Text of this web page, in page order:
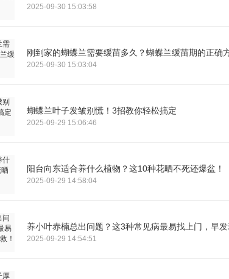
2025-09-30 15:03:58
刚到家的蝴蝶兰需要缓苗多久？蝴蝶兰缓苗期的正确
2025-09-30 15:03:04
蝴蝶兰叶子发皱别慌！3招教你轻松搞定
2025-09-29 15:06:46
阳台向东适合养什么植物？这10种花晒不死还爆盆！
2025-09-29 14:58:04
养小叶赤楠总出问题？这3种常见病最易找上门，早发
2025-09-29 14:54:51